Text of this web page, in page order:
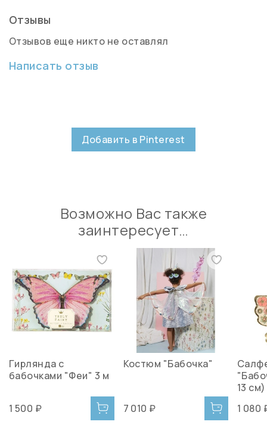
Отзывы
Отзывов еще никто не оставлял
Написать отзыв
Добавить в Pinterest
Возможно Вас также
заинтересует…
Гирлянда с
бабочками "Феи" 3 м
1 500 ₽
Костюм "Бабочка"
7 010 ₽
13 см)
1 080